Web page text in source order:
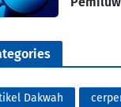
Dakwah